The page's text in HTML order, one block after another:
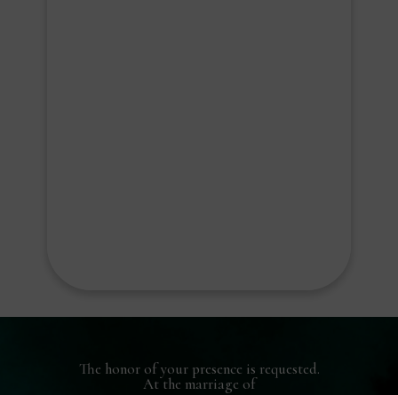
The honor of your presence is requested.
At the marriage of